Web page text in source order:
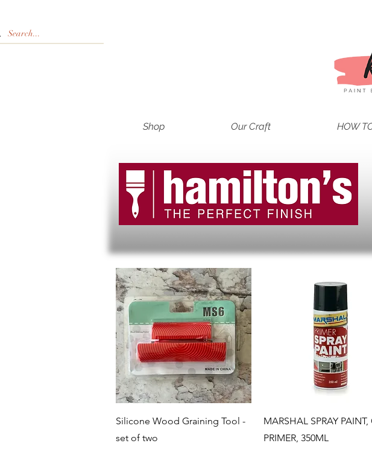
Shop Our Craft HOW
Vista rápida
Silicone Wood Graining Tool -
set of two
Vista rápida
MARSHAL SPRAY PAINT,
PRIMER, 350ML